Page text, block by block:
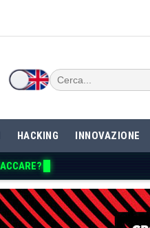
HACKING INNOVAZIONE